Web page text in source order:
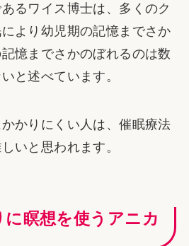
るワイス博士は、多くのク
より幼児期の記憶までさか
憶までさかのぼれるのは数
と述べています。
かりにくい人は、催眠療法
いと思われます。
瞑想を使うアニカ